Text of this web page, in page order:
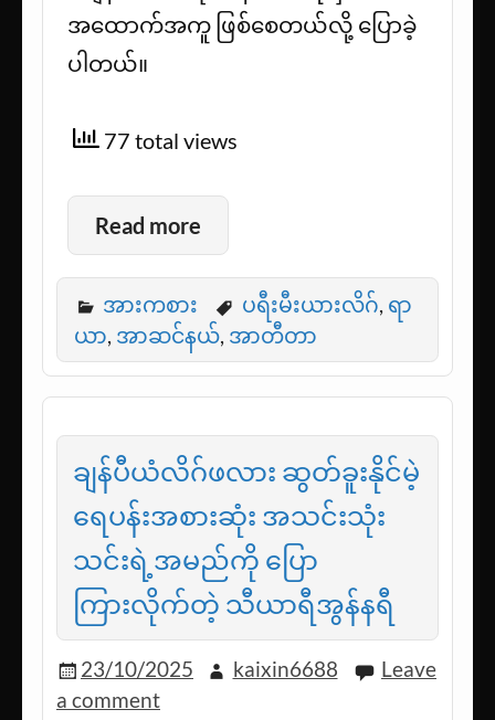
အထောက်အကူ ဖြစ်စေတယ်လို့ ပြောခဲ့
ပါတယ်။
77 total views
Read more
အားကစား ပရီးမီးယားလိဂ်, ရာ
ယာ, အာဆင်နယ်, အာတီတာ
ချန်ပီယံလိဂ်ဖလား ဆွတ်ခူးနိုင်မဲ့
ရေပန်းအစားဆုံး အသင်းသုံး
သင်းရဲ့အမည်ကို ပြော
ကြားလိုက်တဲ့ သီယာရီအွန်နရီ
23/10/2025 kaixin6688
Leave
a comment